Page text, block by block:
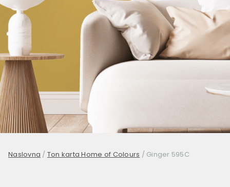
Naslovna / Ton karta Home of Colours / Ginger 595C